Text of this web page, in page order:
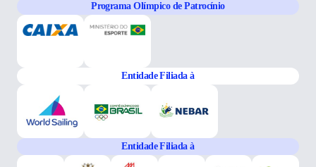
Programa Olímpico de Patrocínio
Entidade Filiada à
Entidade Filiada à